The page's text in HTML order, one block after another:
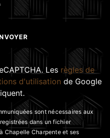
Les règles de
d'utilisation de Google
sont nécessaires aux
dans un fichier
Chapelle Charpente et ses